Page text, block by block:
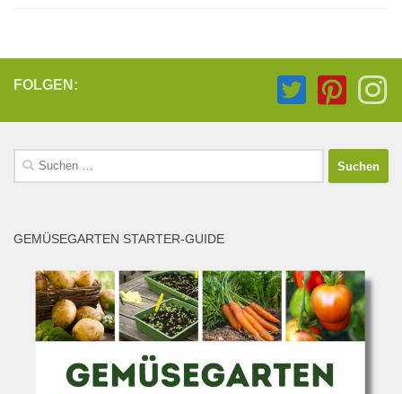
FOLGEN:
Suchen
nach:
GEMÜSEGARTEN STARTER-GUIDE